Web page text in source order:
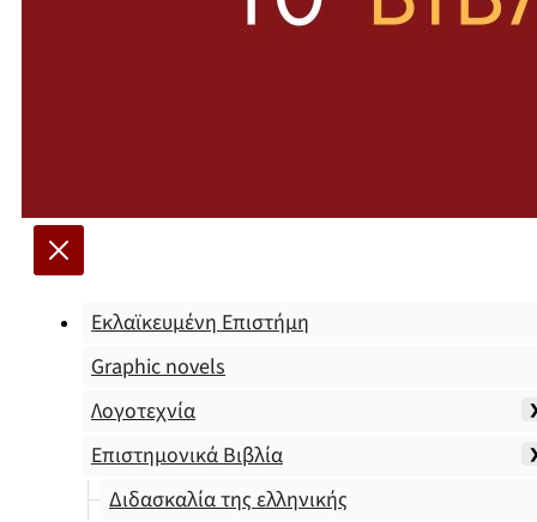
Εκλαϊκευμένη Επιστήμη
Graphic novels
Λογοτεχνία
Επιστημονικά Βιβλία
Διδασκαλία της ελληνικής